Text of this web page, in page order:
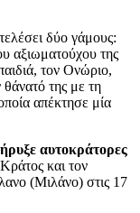
δύο γάμους:
αξιωματούχου της
τον Ονώριο,
της με τη
απέκτησε μία
αυτοκράτορες
και τον
(Μιλάνο) στις 17